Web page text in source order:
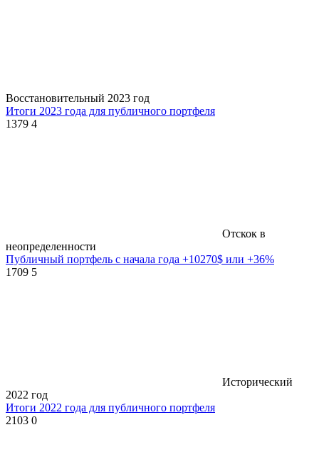
Восстановительный 2023 год
Итоги 2023 года для публичного портфеля
1379 4
Отскок в
неопределенности
Публичный портфель с начала года +10270$ или +36%
1709 5
Исторический
2022 год
Итоги 2022 года для публичного портфеля
2103 0